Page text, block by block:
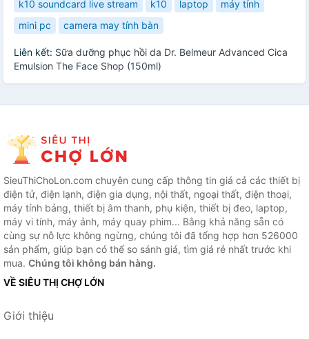
k10 soundcard live stream
k10 laptop
máy tính
mini pc
camera may tính bàn
Liên kết: Sữa dưỡng phục hồi da Dr. Belmeur Advanced Cica
Emulsion The Face Shop (150ml)
SieuThiChoLon.com chuyên cung cấp thông tin giá cả các thiết bị
điện tử, điện lạnh, điện gia dụng, nội thất, ngoại thất, điện thoại,
máy tính bảng, thiết bị âm thanh, phụ kiện, thiết bị đeo, laptop,
máy vi tính, máy ảnh, máy quay phim... Bằng khả năng sẵn có
cùng sự nỗ lực không ngừng, chúng tôi đã tổng hợp hơn 526000
sản phẩm, giúp bạn có thể so sánh giá, tìm giá rẻ nhất trước khi
mua. Chúng tôi không bán hàng.
VỀ SIÊU THỊ CHỢ LỚN
Giới thiệu